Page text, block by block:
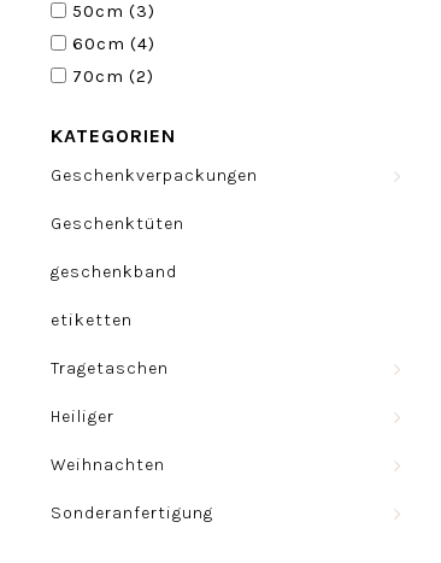
50cm (3)
60cm (4)
70cm (2)
KATEGORIEN
Geschenkverpackungen
Geschenktüten
geschenkband
etiketten
Tragetaschen
Heiliger
Weihnachten
Sonderanfertigung